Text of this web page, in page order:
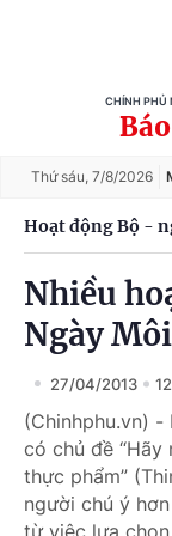
CHÍNH PHỦ
Thứ sáu, 7/8/2026
Hoạt động Bộ -
Nhiều
Ngày
27/04/2013
(Chinhphu.vn)
có chủ đề
thực phẩm”
người chú ý
từ việc lựa